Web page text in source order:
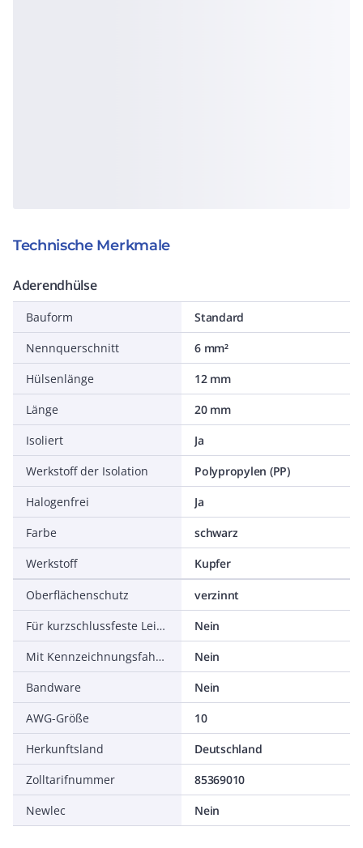
Technische Merkmale
Aderendhülse
Bauform
Standard
Nennquerschnitt
6 mm²
Hülsenlänge
12 mm
Länge
20 mm
Isoliert
Ja
Werkstoff der Isolation
Polypropylen (PP)
Halogenfrei
Ja
Farbe
schwarz
Werkstoff
Kupfer
Oberflächenschutz
verzinnt
Für kurzschlussfeste Leitungen
Nein
Mit Kennzeichnungsfahne
Nein
Bandware
Nein
AWG-Größe
10
Herkunftsland
Deutschland
Zolltarifnummer
85369010
Newlec
Nein